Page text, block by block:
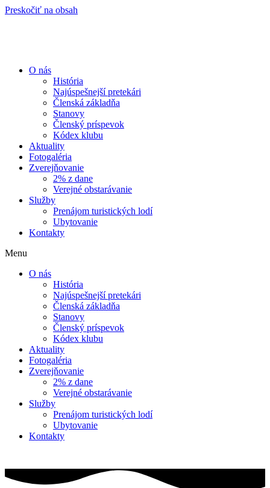
Preskočiť na obsah
O nás
História
Najúspešnejší pretekári
Členská základňa
Stanovy
Členský príspevok
Kódex klubu
Aktuality
Fotogaléria
Zverejňovanie
2% z dane
Verejné obstarávanie
Služby
Prenájom turistických lodí
Ubytovanie
Kontakty
Menu
O nás
História
Najúspešnejší pretekári
Členská základňa
Stanovy
Členský príspevok
Kódex klubu
Aktuality
Fotogaléria
Zverejňovanie
2% z dane
Verejné obstarávanie
Služby
Prenájom turistických lodí
Ubytovanie
Kontakty